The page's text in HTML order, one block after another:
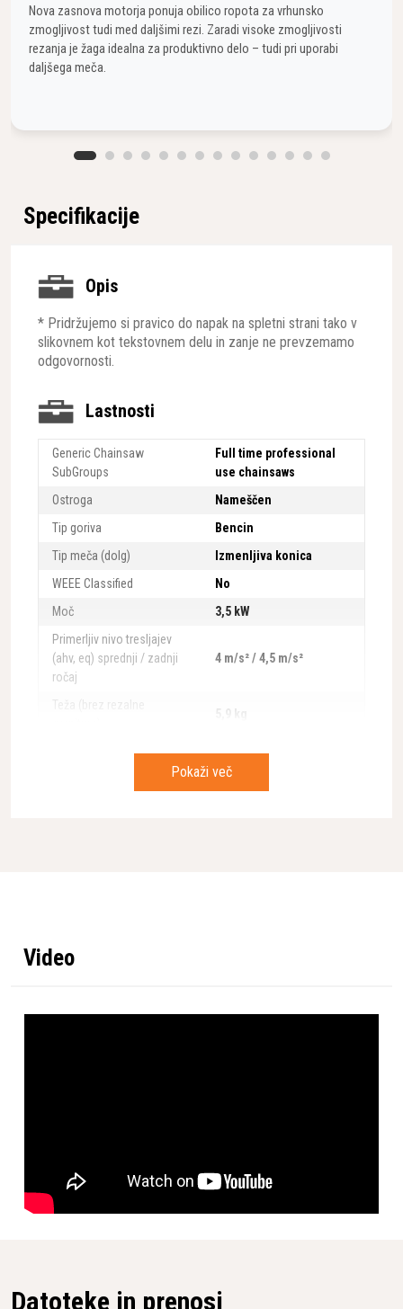
Nova zasnova motorja ponuja obilico ropota za vrhunsko
zmogljivost tudi med daljšimi rezi. Zaradi visoke zmogljivosti
rezanja je žaga idealna za produktivno delo – tudi pri uporabi
daljšega meča.
Specifikacije
Opis
* Pridržujemo si pravico do napak na spletni strani tako v
slikovnem kot tekstovnem delu in zanje ne prevzemamo
odgovornosti.
Lastnosti
Generic Chainsaw
SubGroups
Full time professional
use chainsaws
Ostroga
Nameščen
Tip goriva
Bencin
Tip meča (dolg)
Izmenljiva konica
WEEE Classified
No
Moč
3,5 kW
Primerljiv nivo tresljajev
(ahv, eq) sprednji / zadnji
ročaj
4 m/s² / 4,5 m/s²
5,9 kg
Priporočena dolžina meča,
(CO2 EU V)
Korak verige
3/8"
Pokaži več
Video
Datoteke in prenosi